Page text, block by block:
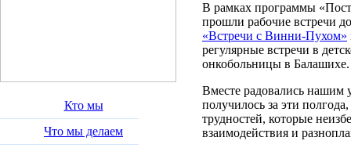
Кто мы
Что мы делаем
В рамках программы
прошли рабочие встречи
«Встречи с Винни-Пухом»
регулярные встречи в
онкобольницы в Балашихе.
Вместе радовались нашим
получилось за эти
трудностей, которые
взаимодействия и